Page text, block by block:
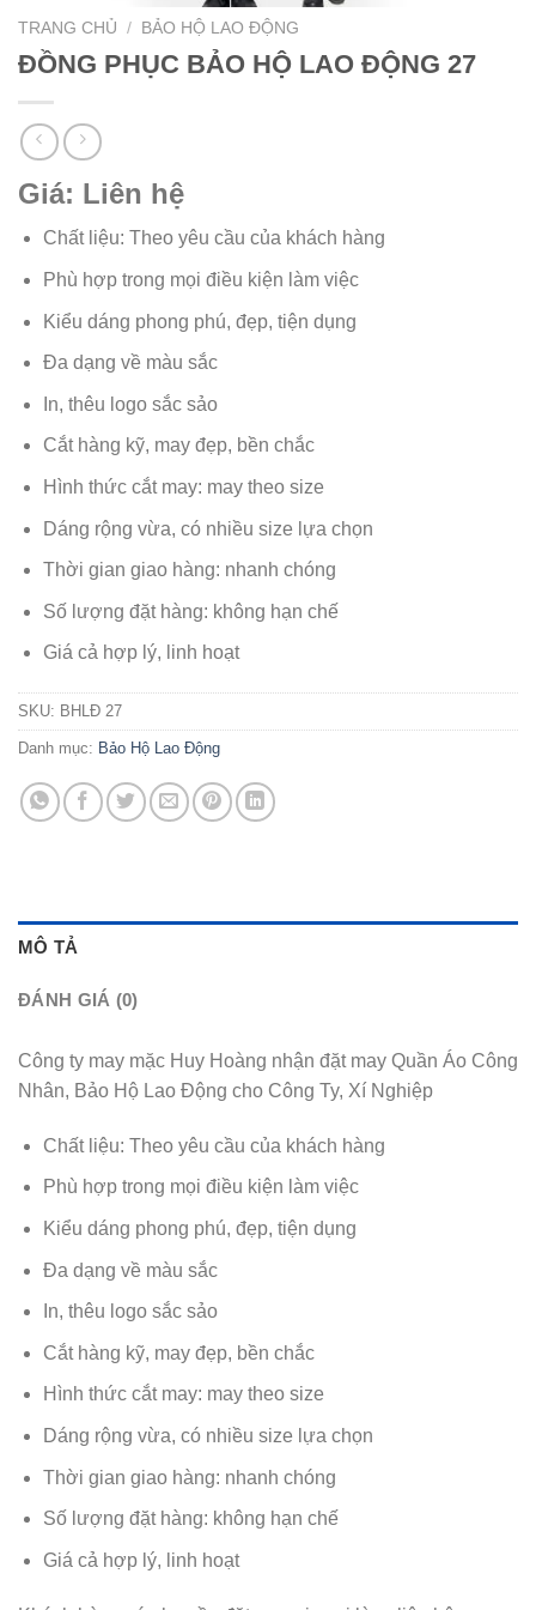
TRANG CHỦ / BẢO HỘ LAO ĐỘNG
ĐỒNG PHỤC BẢO HỘ LAO ĐỘNG 27
Giá: Liên hệ
Chất liệu: Theo yêu cầu của khách hàng
Phù hợp trong mọi điều kiện làm việc
Kiểu dáng phong phú, đẹp, tiện dụng
Đa dạng về màu sắc
In, thêu logo sắc sảo
Cắt hàng kỹ, may đẹp, bền chắc
Hình thức cắt may: may theo size
Dáng rộng vừa, có nhiều size lựa chọn
Thời gian giao hàng: nhanh chóng
Số lượng đặt hàng: không hạn chế
Giá cả hợp lý, linh hoạt
SKU: BHLĐ 27
Danh mục: Bảo Hộ Lao Động
MÔ TẢ
ĐÁNH GIÁ (0)
Công ty may mặc Huy Hoàng nhận đặt may Quần Áo Công
Nhân, Bảo Hộ Lao Động cho Công Ty, Xí Nghiệp
Chất liệu: Theo yêu cầu của khách hàng
Phù hợp trong mọi điều kiện làm việc
Kiểu dáng phong phú, đẹp, tiện dụng
Đa dạng về màu sắc
In, thêu logo sắc sảo
Cắt hàng kỹ, may đẹp, bền chắc
Hình thức cắt may: may theo size
Dáng rộng vừa, có nhiều size lựa chọn
Thời gian giao hàng: nhanh chóng
Số lượng đặt hàng: không hạn chế
Giá cả hợp lý, linh hoạt